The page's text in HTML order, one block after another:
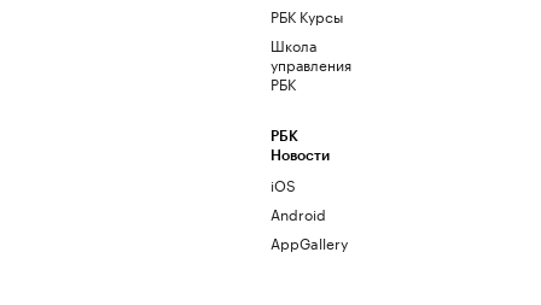
РБК Курсы
Школа
управления
РБК
РБК
Новости
iOS
Android
AppGallery